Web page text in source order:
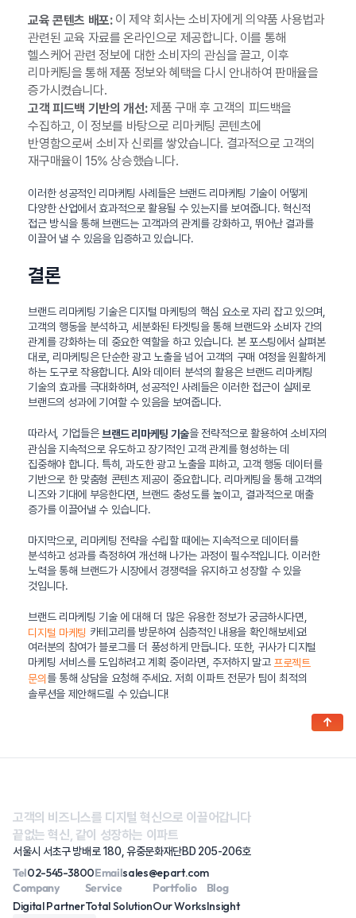
교육 콘텐츠 배포:이 제약 회사는 소비자에게 의약품 사용법과
관련된 교육 자료를 온라인으로 제공합니다. 이를 통해
헬스케어 관련 정보에 대한 소비자의 관심을 끌고, 이후
리마케팅을 통해 제품 정보와 혜택을 다시 안내하여 판매율을
증가시켰습니다.
고객 피드백 기반의 개선:제품 구매 후 고객의 피드백을
수집하고, 이 정보를 바탕으로 리마케팅 콘텐츠에
반영함으로써 소비자 신뢰를 쌓았습니다. 결과적으로 고객의
재구매율이 15% 상승했습니다.
이러한 성공적인 리마케팅 사례들은 브랜드 리마케팅 기술이 어떻게
다양한 산업에서 효과적으로 활용될 수 있는지를 보여줍니다. 혁신적
접근 방식을 통해 브랜드는 고객과의 관계를 강화하고, 뛰어난 결과를
이끌어 낼 수 있음을 입증하고 있습니다.
결론
브랜드 리마케팅 기술은 디지털 마케팅의 핵심 요소로 자리 잡고 있으며,
고객의 행동을 분석하고, 세분화된 타겟팅을 통해 브랜드와 소비자 간의
관계를 강화하는 데 중요한 역할을 하고 있습니다. 본 포스팅에서 살펴본
대로, 리마케팅은 단순한 광고 노출을 넘어 고객의 구매 여정을 원활하게
하는 도구로 작용합니다. AI와 데이터 분석의 활용은 브랜드 리마케팅
기술의 효과를 극대화하며, 성공적인 사례들은 이러한 접근이 실제로
브랜드의 성과에 기여할 수 있음을 보여줍니다.
따라서, 기업들은브랜드 리마케팅 기술을 전략적으로 활용하여 소비자의
관심을 지속적으로 유도하고 장기적인 고객 관계를 형성하는 데
집중해야 합니다. 특히, 과도한 광고 노출을 피하고, 고객 행동 데이터를
기반으로 한 맞춤형 콘텐츠 제공이 중요합니다. 리마케팅을 통해 고객의
니즈와 기대에 부응한다면, 브랜드 충성도를 높이고, 결과적으로 매출
증가를 이끌어낼 수 있습니다.
마지막으로, 리마케팅 전략을 수립할 때에는 지속적으로 데이터를
분석하고 성과를 측정하여 개선해 나가는 과정이 필수적입니다. 이러한
노력을 통해 브랜드가 시장에서 경쟁력을 유지하고 성장할 수 있을
것입니다.
브랜드 리마케팅 기술 에 대해 더 많은 유용한 정보가 궁금하시다면,
디지털 마케팅 카테고리를 방문하여 심층적인 내용을 확인해보세요!
여러분의 참여가 블로그를 더 풍성하게 만듭니다. 또한, 귀사가 디지털
마케팅 서비스를 도입하려고 계획 중이라면, 주저하지 말고 프로젝트
문의 를 통해 상담을 요청해 주세요. 저희 이파트 전문가 팀이 최적의
솔루션을 제안해드릴 수 있습니다!
고객의 비즈니스를 디지털 혁신으로 이끌어갑니다
끝없는 혁신, 같이 성장하는 이파트
서울시 서초구 방배로 180, 유중문화재단BD 205-206호
Tel02-545-3800Emailsales@epart.com
Company
Digital Partner
Service
Total Solution
Portfolio
Our Works
Blog
Insight
↑